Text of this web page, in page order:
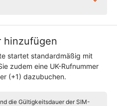
hinzufügen
startet standardmäßig mit
zudem eine UK-Rufnummer
(+1) dazubuchen.
die Gültigkeitsdauer der SIM-